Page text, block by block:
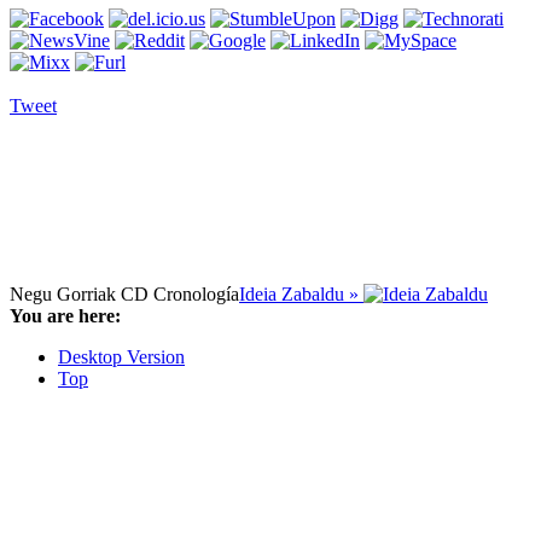
Tweet
Negu Gorriak CD CronologíaIdeia Zabaldu »
You are here:
Desktop Version
Top